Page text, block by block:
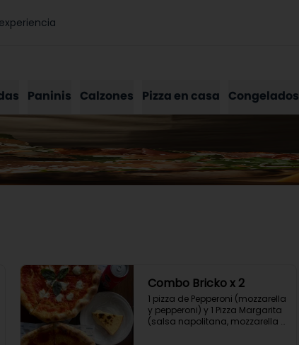
Paninis Calzones Pizza en casa Congelados
Combo Bricko x 2
1 pizza de Pepperoni (mozzarella
y pepperoni) y 1 Pizza Margarita
(salsa napolitana, mozzarella